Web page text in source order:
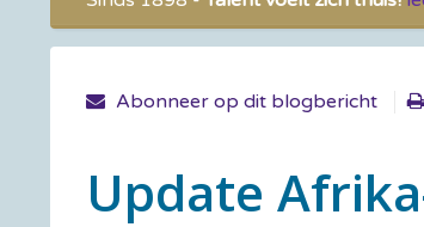
Abonneer op dit blogbericht
Update